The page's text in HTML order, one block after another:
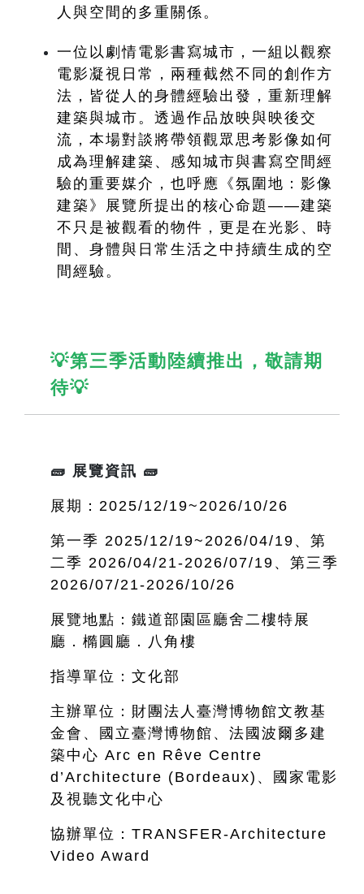
人與空間的多重關係。
一位以劇情電影書寫城市，一組以觀察
電影凝視日常，兩種截然不同的創作方
法，皆從人的身體經驗出發，重新理解
建築與城市。透過作品放映與映後交
流，本場對談將帶領觀眾思考影像如何
成為理解建築、感知城市與書寫空間經
驗的重要媒介，也呼應《氛圍地：影像
建築》展覽所提出的核心命題——建築
不只是被觀看的物件，更是在光影、時
間、身體與日常生活之中持續生成的空
間經驗。
💡第三季活動陸續推出，敬請期
待💡
🧱 展覽資訊 🧱
展期：2025/12/19~2026/10/26
第一季 2025/12/19~ 2026/04/19、第
二季 2026/04/21-2026/07/19、第三季
2026/07/21-2026/10/26
展覽地點：鐵道部園區廳舍二樓特展
廳．橢圓廳．八角樓
指導單位：文化部
主辦單位：財團法人臺灣博物館文教基
金會、國立臺灣博物館、法國波爾多建
築中心 Arc en Rêve Centre
d’Architecture (Bordeaux)、國家電影
及視聽文化中心
協辦單位：TRANSFER-Architecture
Video Award